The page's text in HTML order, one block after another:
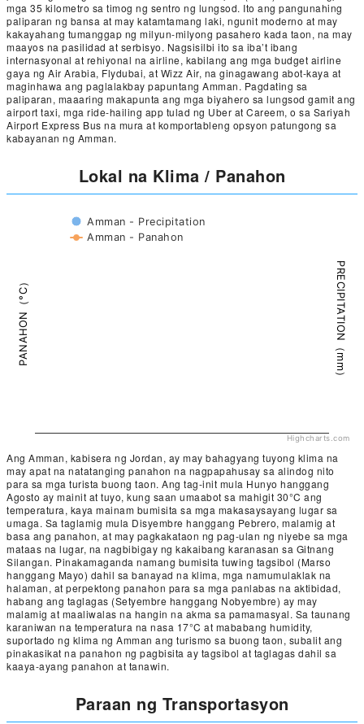
mga 35 kilometro sa timog ng sentro ng lungsod. Ito ang pangunahing
paliparan ng bansa at may katamtamang laki, ngunit moderno at may
kakayahang tumanggap ng milyun-milyong pasahero kada taon, na may
maayos na pasilidad at serbisyo. Nagsisilbi ito sa iba’t ibang
internasyonal at rehiyonal na airline, kabilang ang mga budget airline
gaya ng Air Arabia, Flydubai, at Wizz Air, na ginagawang abot-kaya at
maginhawa ang paglalakbay papuntang Amman. Pagdating sa
paliparan, maaaring makapunta ang mga biyahero sa lungsod gamit ang
airport taxi, mga ride-hailing app tulad ng Uber at Careem, o sa Sariyah
Airport Express Bus na mura at komportableng opsyon patungong sa
kabayanan ng Amman.
Lokal na Klima / Panahon
PANAHON（°C） PRECIPITATION（mm）
Amman - Precipitation
Amman - Panahon
Highcharts.com
Ang Amman, kabisera ng Jordan, ay may bahagyang tuyong klima na
may apat na natatanging panahon na nagpapahusay sa alindog nito
para sa mga turista buong taon. Ang tag-init mula Hunyo hanggang
Agosto ay mainit at tuyo, kung saan umaabot sa mahigit 30°C ang
temperatura, kaya mainam bumisita sa mga makasaysayang lugar sa
umaga. Sa taglamig mula Disyembre hanggang Pebrero, malamig at
basa ang panahon, at may pagkakataon ng pag-ulan ng niyebe sa mga
mataas na lugar, na nagbibigay ng kakaibang karanasan sa Gitnang
Silangan. Pinakamaganda namang bumisita tuwing tagsibol (Marso
hanggang Mayo) dahil sa banayad na klima, mga namumulaklak na
halaman, at perpektong panahon para sa mga panlabas na aktibidad,
habang ang taglagas (Setyembre hanggang Nobyembre) ay may
malamig at maaliwalas na hangin na akma sa pamamasyal. Sa taunang
karaniwan na temperatura na nasa 17°C at mababang humidity,
suportado ng klima ng Amman ang turismo sa buong taon, subalit ang
pinakasikat na panahon ng pagbisita ay tagsibol at taglagas dahil sa
kaaya-ayang panahon at tanawin.
Paraan ng Transportasyon